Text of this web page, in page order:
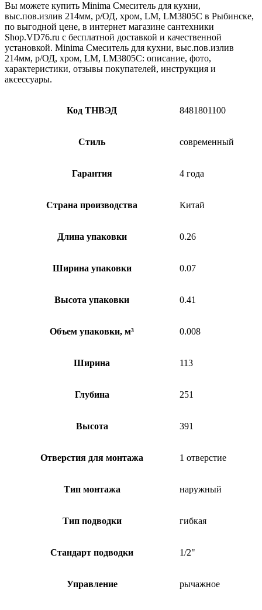
Вы можете купить Minima Смеситель для кухни,
выс.пов.излив 214мм, р/ОД, хром, LM, LM3805C в Рыбинске,
по выгодной цене, в интернет магазине сантехники
Shop.VD76.ru с бесплатной доставкой и качественной
установкой. Minima Смеситель для кухни, выс.пов.излив
214мм, р/ОД, хром, LM, LM3805C: описание, фото,
характеристики, отзывы покупателей, инструкция и
аксессуары.
Код ТНВЭД 8481801100
Стиль современный
Гарантия 4 года
Страна производства Китай
Длина упаковки 0.26
Ширина упаковки 0.07
Высота упаковки 0.41
Объем упаковки, м³ 0.008
Ширина 113
Глубина 251
Высота 391
Отверстия для монтажа 1 отверстие
Тип монтажа наружный
Тип подводки гибкая
Стандарт подводки 1/2"
Управление рычажное